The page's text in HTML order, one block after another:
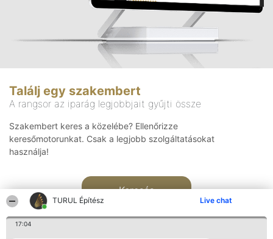
TURUL Építész Live chat
17:04
Találj egy szakembert
A rangsor az iparág legjobbjait gyűjti össze
Szakembert keres a közelébe? Ellenőrizze
keresőmotorunkat. Csak a legjobb szolgáltatásokat
használja!
Keresés